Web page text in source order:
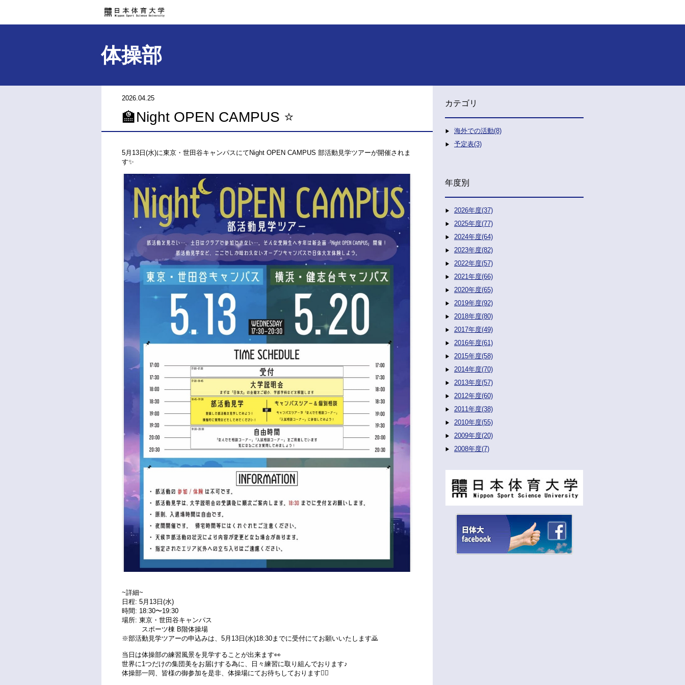
体操部
2026.04.25
🏫Night OPEN CAMPUS ⭐️
5月13日(水)に東京・世田谷キャンパスにてNight OPEN CAMPUS 部活動見学ツアーが開催されま
す✨
~詳細~
日程: 5月13日(水)
時間: 18:30〜19:30
場所: 東京・世田谷キャンパス
スポーツ棟 B階体操場
※部活動見学ツアーの申込みは、5月13日(水)18:30までに受付にてお願いいたします🙇
当日は体操部の練習風景を見学することが出来ます👀
世界に1つだけの集団美をお届けする為に、日々練習に取り組んでおります♪
体操部一同、皆様の御参加を是非、体操場にてお待ちしております❤️‍🔥
カテゴリ
海外での活動(8)
予定表(3)
年度別
2026年度(37)
2025年度(77)
2024年度(64)
2023年度(82)
2022年度(57)
2021年度(66)
2020年度(65)
2019年度(92)
2018年度(80)
2017年度(49)
2016年度(61)
2015年度(58)
2014年度(70)
2013年度(57)
2012年度(60)
2011年度(38)
2010年度(55)
2009年度(20)
2008年度(7)